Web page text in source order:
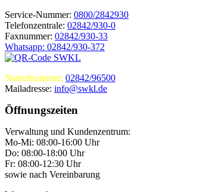
Service-Nummer: 0800/2842930
Telefonzentrale: 02842/930-0
Faxnummer: 02842/930-33
Whatsapp: 02842/930-372
Notrufnummer: 02842/96500
Mailadresse: info@swkl.de
Öffnungszeiten
Verwaltung und Kundenzentrum:
Mo-Mi: 08:00-16:00 Uhr
Do: 08:00-18:00 Uhr
Fr: 08:00-12:30 Uhr
sowie nach Vereinbarung